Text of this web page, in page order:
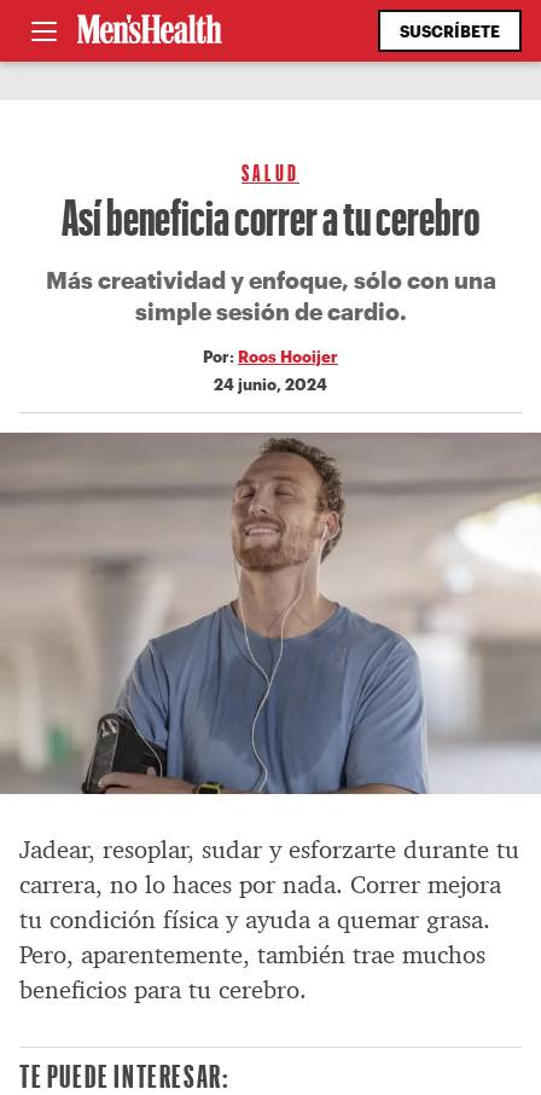
SUSCRÍBETE
SALUD
Así beneficia correr a tu cerebro
Más creatividad y enfoque, sólo con una
simple sesión de cardio.
Por: Roos Hooijer
24 junio, 2024
Jadear, resoplar, sudar y esforzarte durante tu
carrera, no lo haces por nada. Correr mejora
tu condición física y ayuda a quemar grasa.
Pero, aparentemente, también trae muchos
beneficios para tu cerebro.
TE PUEDE INTERESAR: